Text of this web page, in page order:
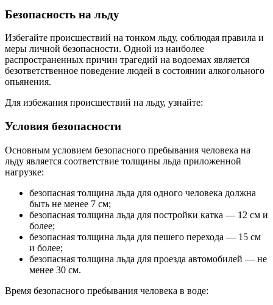
Безопасность на льду
Избегайте происшествий на тонком льду, соблюдая правила и
меры личной безопасности. Одной из наиболее
распространенных причин трагедий на водоемах является
безответственное поведение людей в состоянии алкогольного
опьянения.
Для избежания происшествий на льду, узнайте:
Условия безопасности
Основным условием безопасного пребывания человека на
льду является соответствие толщины льда приложенной
нагрузке:
безопасная толщина льда для одного человека должна
быть не менее 7 см;
безопасная толщина льда для постройки катка — 12 см и
более;
безопасная толщина льда для пешего перехода — 15 см
и более;
безопасная толщина льда для проезда автомобилей — не
менее 30 см.
Время безопасного пребывания человека в воде: